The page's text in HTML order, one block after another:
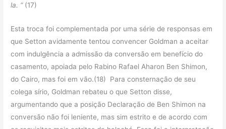
la. “(17)
Esta troca foi complementada por uma série de responsas em
que Setton avidamente tentou convencer Goldman a aceitar
com indulgência a admissão da conversão em benefício do
casamento, apoiada pelo Rabino Rafael Aharon Ben Shimon,
do Cairo, mas foi em vão.(18) Para consternação de seu
colega sírio, Goldman rebateu o que Setton disse,
argumentando que a posição Declaração de Ben Shimon na
conversão não foi leniente, mas sim estrito e de acordo com